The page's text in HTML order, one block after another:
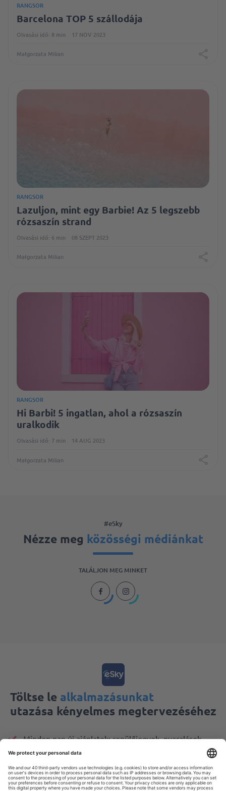
RANGSOR
Barcelona TOP 5 szállodája
Olvasási idő: 8 min 17 NOV 2023
Małgorzata Milian
RANGSOR
Lazuljon, mint egy Barbie! Az 5 legszebb
rózsaszín strand
Olvasási idő: 6 min 08 SZEPT 2023
Małgorzata Milian
RANGSOR
Hi Barbi! 5 ingatlan, ahol a rózsaszín
uralkodik
Olvasási idő: 7 min 14 AUG 2023
Małgorzata Milian
#eSky
Nézze meg közösségi médiánkat
TALÁLJON MEG MINKET
Töltse le alkalmazásunkat
utazása kényelmes megtervezéséhez
Minden nap új ajánlatok: repülőjegyek, nyaralások,
városlátogatások
A foglalások kényelmes kezelése
Minden, ami számít, mindig kéznél van!